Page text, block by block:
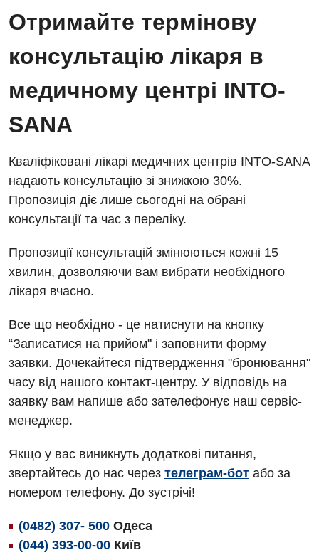
Енциклопедія
Відео
Діагностичне відділення
Інструментальна діагностика
Комп’ютерна томографія
Магнітно-резонансна томографія
Мамографія
Нейросонографія
Рентгенографія
Для дорослих
Алергологія, імунологія
Андрологія
Вакцинація
Відділення інтенсивної терапії
Відділення кардіосудинної патології та неврології
Гастроентерологія
Відділення кардіосудинної патології та неврології
Відділення невідкладних станів
Відділення інтенсивної терапії
Гінекологічне відділення
Діагностичне відділення
Ендоскопічне відділення
Онкологічне відділлення
Офтальмологічне відділення
Педіатричне відділення
Травматологічне відділення
Урологічне відділення
Хірургічне відділення
Швидка медична допомога
Лікування гострого інфаркту
Національний скринінг здоров’я 40+
Українська
Російська
Отримайте термінову
консультацію лікаря в
медичному центрі INTO-
SANA
Кваліфіковані лікарі медичних центрів INTO-SANA
надають консультацію зі знижкою 30%.
Пропозиція діє лише сьогодні на обрані
консультації та час з переліку.
Пропозиції консультацій змінюються кожні 15
хвилин, дозволяючи вам вибрати необхідного
лікаря вчасно.
Все що необхідно - це натиснути на кнопку
“Записатися на прийом" і заповнити форму
заявки. Дочекайтеся підтвердження "бронювання"
часу від нашого контакт-центру. У відповідь на
заявку вам напише або зателефонує наш сервіс-
менеджер.
Якщо у вас виникнуть додаткові питання,
звертайтесь до нас через телеграм-бот або за
номером телефону. До зустрічі!
(0482) 307- 500 Одеса
(044) 393-00-00 Київ